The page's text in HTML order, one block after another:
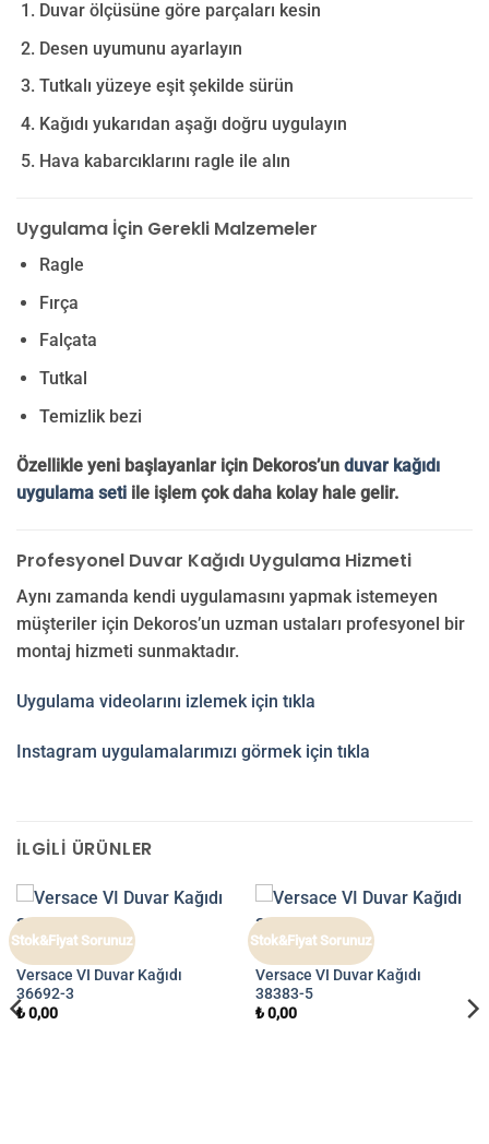
Duvar ölçüsüne göre parçaları kesin
Desen uyumunu ayarlayın
Tutkalı yüzeye eşit şekilde sürün
Kağıdı yukarıdan aşağı doğru uygulayın
Hava kabarcıklarını ragle ile alın
Uygulama İçin Gerekli Malzemeler
Ragle
Fırça
Falçata
Tutkal
Temizlik bezi
Özellikle yeni başlayanlar için Dekoros’un duvar kağıdı
uygulama seti ile işlem çok daha kolay hale gelir.
Profesyonel Duvar Kağıdı Uygulama Hizmeti
Aynı zamanda kendi uygulamasını yapmak istemeyen
müşteriler için Dekoros’un uzman ustaları profesyonel bir
montaj hizmeti sunmaktadır.
Uygulama videolarını izlemek için tıkla
Instagram uygulamalarımızı görmek için tıkla
İLGILI ÜRÜNLER
Stok&Fiyat Sorunuz
Versace VI Duvar Kağıdı
36692-3
₺0,00
Stok&Fiyat Sorunuz
Versace VI Duvar Kağıdı
38383-5
₺0,00